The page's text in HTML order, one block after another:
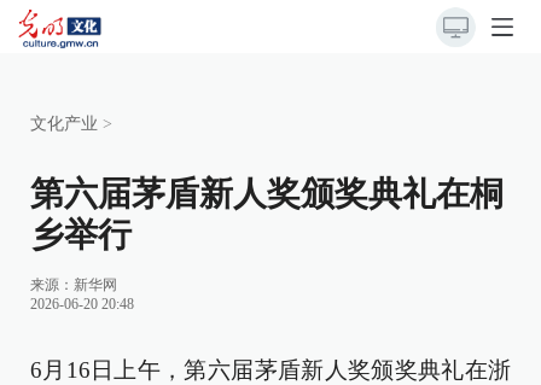
文化产业 >
第六届茅盾新人奖颁奖典礼在桐
乡举行
来源： 新华网
2026-06-20 20:48
6月16日上午，第六届茅盾新人奖颁奖典礼在浙